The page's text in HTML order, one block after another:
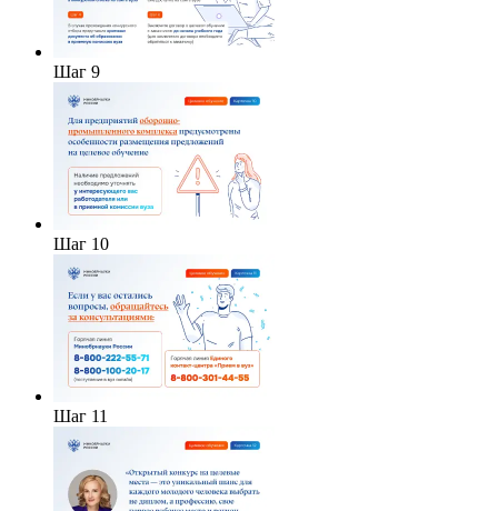
Шаг 9
Шаг 10
Шаг 11